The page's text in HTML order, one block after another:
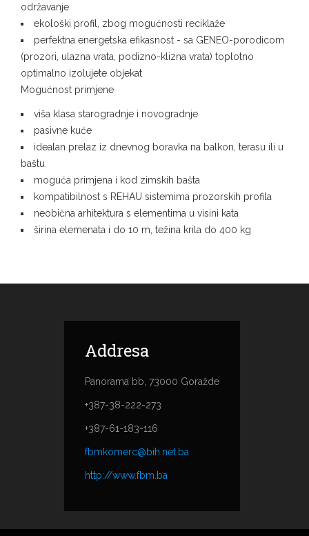
održavanje
ekološki profil, zbog mogućnosti reciklaže
perfektna energetska efikasnost - sa GENEO-porodicom
(prozori, ulazna vrata, podizno-klizna vrata) toplotno
optimalno izolujete objekat
Mogućnost primjene
viša klasa starogradnje i novogradnje
pasivne kuće
idealan prelaz iz dnevnog boravka na balkon, terasu ili u
baštu
moguća primjena i kod zimskih bašta
kompatibilnost s REHAU sistemima prozorskih profila
neobična arhitektura s elementima u visini kata
širina elemenata i do 10 m, težina krila do 400 kg
Addresa
Panorama bb, 73000 Goražde
+387-38-222-273
+387-61-183-116
fbmkomerc@bih.net.ba
http://www.fbm.ba